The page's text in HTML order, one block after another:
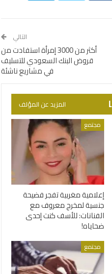
التالي
أكثر من 3000 إمرأة استفادت من
قروض البنك السعودي للتسليف
في مشاريع ناشئة
المزيد عن المؤلف
مجتمع
إعلامية مغربية تفجر فضيحة
جنسية لمخرج معروف مع
الفنانات: للأسف كنت إحدى
ضحاياه!
مجتمع